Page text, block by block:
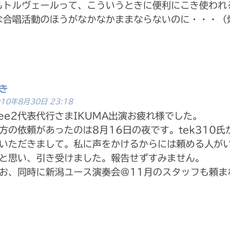
トルヴェールって、こういうときに便利にこき使われ
合唱活動のほうがなかなかままならないのに・・・（
年8月30日 23:18
代表代行さまIKUMA出演お疲れ様でした。
の依頼があったのは8月16日の夜です。tek310氏
ただきまして。私に声をかけるからには頼める人が
思い、引き受けました。報告せずすみません。
、同時に新潟ユース演奏会＠11月のスタッフも頼ま